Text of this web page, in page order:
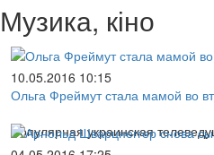
Музика, кіно
10.05.2016 10:15
Ольга Фреймут стала мамой во
Популярная украинская